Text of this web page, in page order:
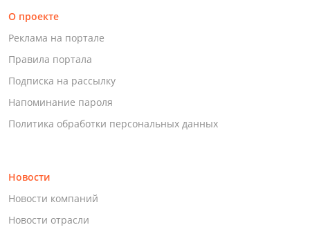
О проекте
Реклама на портале
Правила портала
Подписка на рассылку
Напоминание пароля
Политика обработки персональных данных
Новости
Новости компаний
Новости отрасли